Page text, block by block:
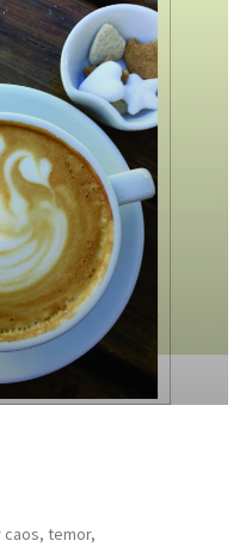
caos, temor,